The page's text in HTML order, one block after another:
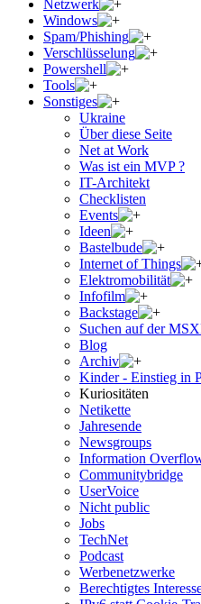
Netzwerk
Windows
Spam/Phishing
Verschlüsselung
Powershell
Tools
Sonstiges
Ukraine
Über diese Seite
Net at Work
Was ist ein MVP ?
IT-Architekt
Checklisten
Events
Ideen
Bastelbude
Internet of Things
Elektromobilität
Infofilm
Backstage
Suchen auf der
Blog
Archiv
Kinder - Einstieg in
Kuriositäten
Netikette
Jahresende
Newsgroups
Information
Communitybridge
UserVoice
Nicht public
Jobs
TechNet
Podcast
Werbenetzwerke
Berechtigtes